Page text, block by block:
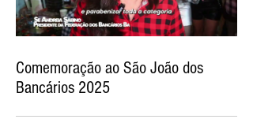
Comemoração ao São João dos
Bancários 2025